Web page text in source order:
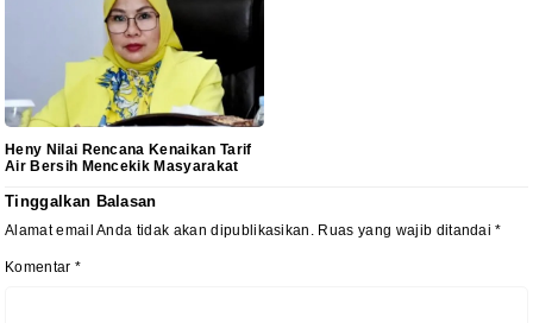
Heny Nilai Rencana Kenaikan Tarif
Air Bersih Mencekik Masyarakat
Tinggalkan Balasan
Alamat email Anda tidak akan dipublikasikan. Ruas yang wajib ditandai*
Komentar *